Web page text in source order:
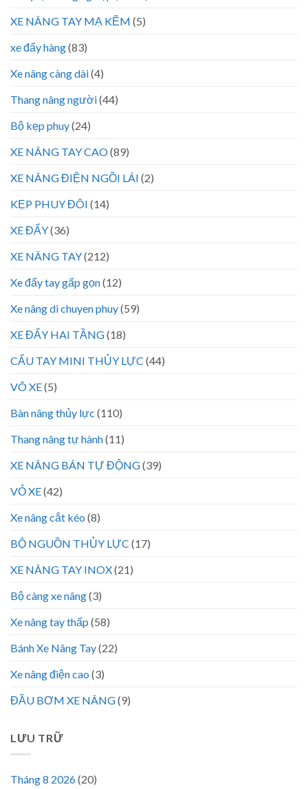
XE NÂNG TAY MẠ KẼM (5)
xe đẩy hàng(83)
Xe nâng càng dài(4)
Thang nâng người(44)
Bộ kẹp phuy(24)
XE NÂNG TAY CAO(89)
XE NÂNG ĐIỆN NGỒI LÁI (2)
KẸP PHUY ĐÔI (14)
XE ĐẨY(36)
XE NÂNG TAY(212)
Xe đẩy tay gấp gọn(12)
Xe nâng di chuyen phuy(59)
XE ĐẨY HAI TẦNG(18)
CẨU TAY MINI THỦY LỰC (44)
VÕ XE(5)
Bàn nâng thủy lực (110)
Thang nâng tự hành(11)
XE NÂNG BÁN TỰ ĐỘNG(39)
VỎ XE(42)
Xe nâng cắt kéo (8)
BỘ NGUỒN THỦY LỰC (17)
XE NÂNG TAY INOX(21)
Bộ càng xe nâng(3)
Xe nâng tay thấp (58)
Bánh Xe Nâng Tay(22)
Xe nâng điện cao (3)
ĐẦU BƠM XE NÂNG(9)
LƯU TRỮ
Tháng 8 2026(20)